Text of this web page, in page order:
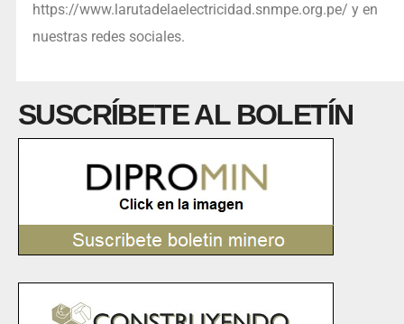
https://www.larutadelaelectricidad.snmpe.org.pe/ y en
nuestras redes sociales.
SUSCRÍBETE AL BOLETÍN